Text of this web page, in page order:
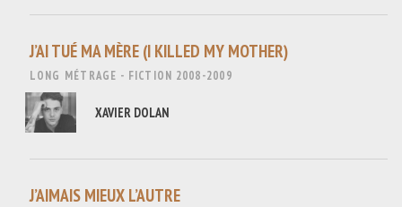
J’AI TUÉ MA MÈRE (I KILLED MY MOTHER)
LONG MÉTRAGE - FICTION 2008-2009
XAVIER DOLAN
J’AIMAIS MIEUX L’AUTRE